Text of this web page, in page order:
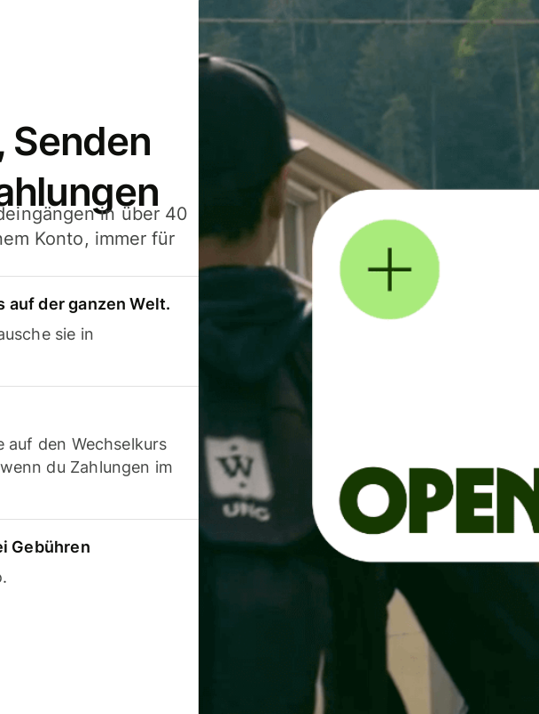
Senden
in über 40
Konto, immer für
auf der ganzen Welt.
sie in
auf den Wechselkurs
du Zahlungen im
Gebühren